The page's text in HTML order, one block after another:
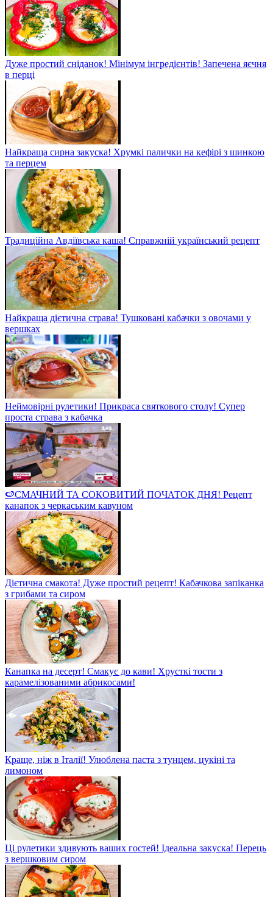
Дуже простий сніданок! Мінімум інгредієнтів! Запечена яєчня
в перці
Найкраща сирна закуска! Хрумкі палички на кефірі з шинкою
та перцем
Традиційна Авдіївська каша! Справжній український рецепт
Найкраща дієтична страва! Тушковані кабачки з овочами у
вершках
Неймовірні рулетики! Прикраса святкового столу! Супер
проста страва з кабачка
🍉СМАЧНИЙ ТА СОКОВИТИЙ ПОЧАТОК ДНЯ! Рецепт
канапок з черкаським кавуном
Дієтична смакота! Дуже простий рецепт! Кабачкова запіканка
з грибами та сиром
Канапка на десерт! Смакує до кави! Хрусткі тости з
карамелізованими абрикосами!
Краще, ніж в Італії! Улюблена паста з тунцем, цукіні та
лимоном
Ці рулетики здивують ваших гостей! Ідеальна закуска! Перець
з вершковим сиром